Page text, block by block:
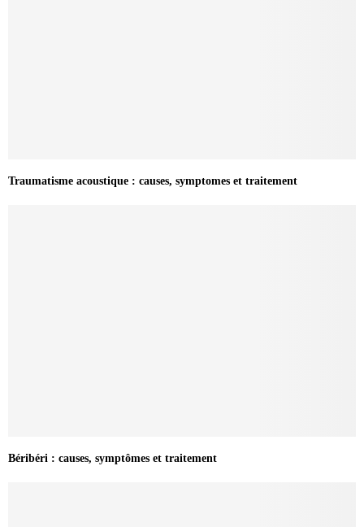
Traumatisme acoustique : causes, symptomes et traitement
Béribéri : causes, symptômes et traitement